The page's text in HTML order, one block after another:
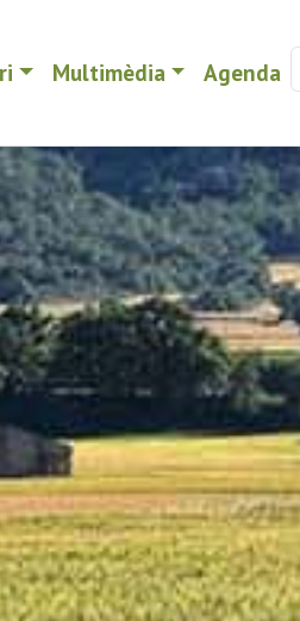
Multimèdia Agenda